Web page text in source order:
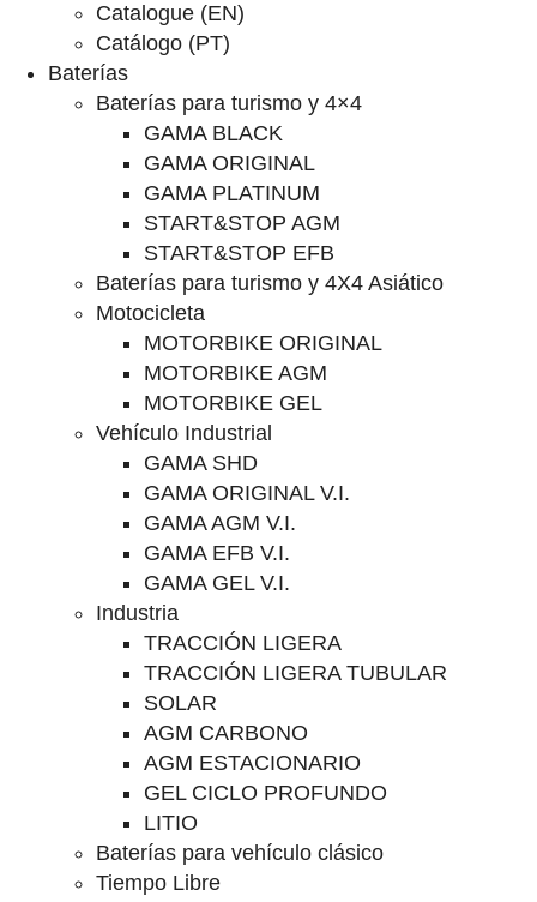
Catalogue (EN)
Catálogo (PT)
Baterías
Baterías para turismo y 4×4
GAMA BLACK
GAMA ORIGINAL
GAMA PLATINUM
START&STOP AGM
START&STOP EFB
Baterías para turismo y 4X4 Asiático
Motocicleta
MOTORBIKE ORIGINAL
MOTORBIKE AGM
MOTORBIKE GEL
Vehículo Industrial
GAMA SHD
GAMA ORIGINAL V.I.
GAMA AGM V.I.
GAMA EFB V.I.
GAMA GEL V.I.
Industria
TRACCIÓN LIGERA
TRACCIÓN LIGERA TUBULAR
SOLAR
AGM CARBONO
AGM ESTACIONARIO
GEL CICLO PROFUNDO
LITIO
Baterías para vehículo clásico
Tiempo Libre